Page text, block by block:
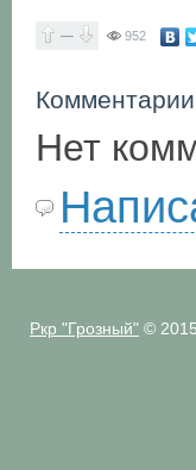
— 952
Комментарии
Нет
Ркр "Грозный"© 2015